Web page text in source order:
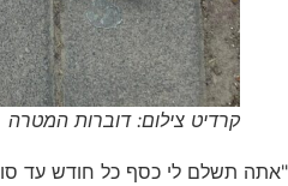
קרדיט צילום: דוברות המטרה
לי כסף כל חודש עד סוף